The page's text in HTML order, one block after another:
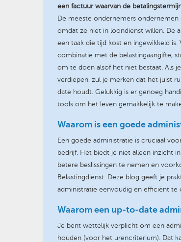
een factuur waarvan de
De meeste ondernemers
omdat ze niet in loondienst willen. De
een taak die tijd kost en ingewikkeld is.
combinatie met de belastingaangifte,
om te doen alsof het niet bestaat. Als
verdiepen, zul je merken dat het juist
date houdt. Gelukkig is er genoeg
tools om het leven gemakkelijk te
Waarom is een goede
Een goede administratie is cruciaal
bedrijf. Het biedt je niet alleen inzicht
betere beslissingen te nemen en
Belastingdienst. Deze blog geeft je
administratie eenvoudig en efficiënt te
Waarom een up-to-date
Je bent wettelijk verplicht om een
houden (voor het urencriterium). Dat